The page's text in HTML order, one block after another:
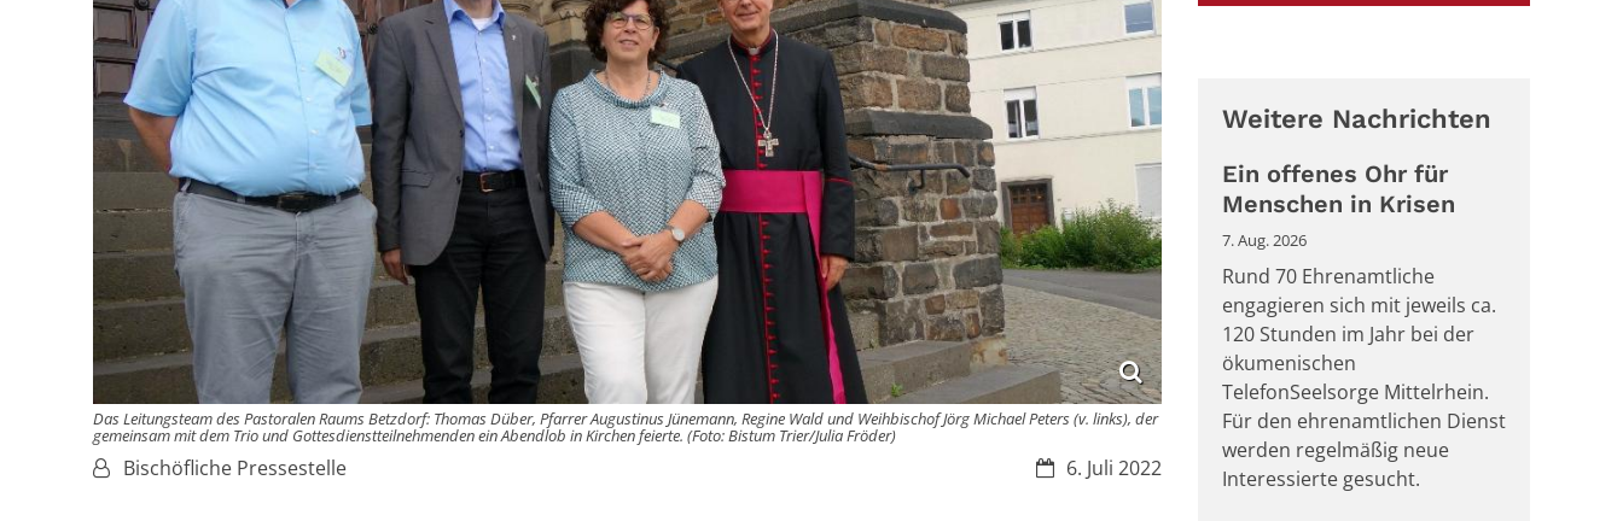
Das Leitungsteam des Pastoralen Raums Betzdorf: Thomas Düber, Pfarrer Augustinus Jünemann, Regine Wald und Weihbischof Jörg Michael Peters (v. links), der
gemeinsam mit dem Trio und Gottesdienstteilnehmenden ein Abendlob in Kirchen feierte. (Foto: Bistum Trier/Julia Fröder)
Datum:6. Juli 2022
Von:Bischöfliche Pressestelle
Weitere Nachrichten
Ein offenes Ohr für
Menschen in Krisen
7. Aug. 2026
Rund 70 Ehrenamtliche
engagieren sich mit jeweils ca.
120 Stunden im Jahr bei der
ökumenischen
TelefonSeelsorge Mittelrhein.
Für den ehrenamtlichen Dienst
werden regelmäßig neue
Interessierte gesucht.